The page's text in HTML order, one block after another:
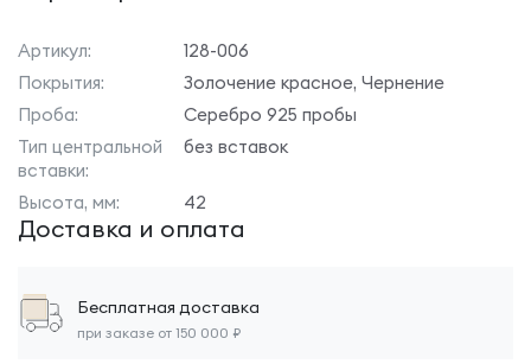
Артикул:
128-006
Покрытия:
Золочение красное, Чернение
Проба:
Серебро 925 пробы
Тип центральной
вставки:
без вставок
Высота, мм: 42
Доставка и оплата
Бесплатная доставка
при заказе от 150 000 ₽